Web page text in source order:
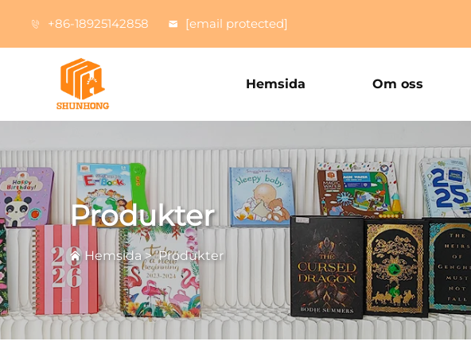
+86-18925142858 [email protected]
Hemsida Om oss
Produkter
Hemsida>Produkter